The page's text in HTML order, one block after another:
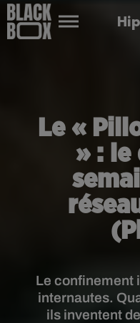
Le «
» : le
Le confinement
internautes.
ils inventent